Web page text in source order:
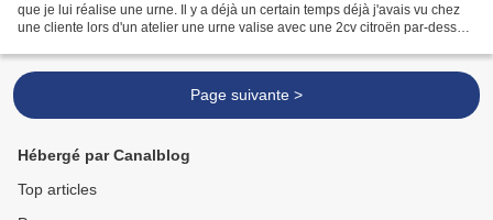
que je lui réalise une urne. Il y a déjà un certain temps déjà j'avais vu chez
une cliente lors d'un atelier une urne valise avec une 2cv citroën par-dessus
Page suivante >
Hébergé par Canalblog
Top articles